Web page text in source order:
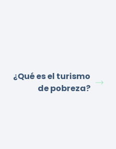
¿Qué es el turismo
de pobreza?